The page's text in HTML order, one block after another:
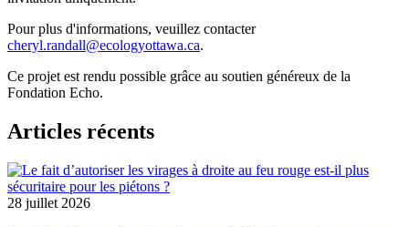
Pour plus d'informations, veuillez contacter
cheryl.randall@ecologyottawa.ca.
Ce projet est rendu possible grâce au soutien généreux de la
Fondation Echo.
Articles récents
28 juillet 2026